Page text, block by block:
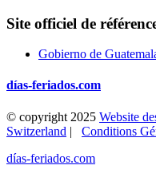
Site officiel de
Gobierno de
días-feriados.com
© copyright 2025 Website
Switzerland | Conditions
días-feriados.com